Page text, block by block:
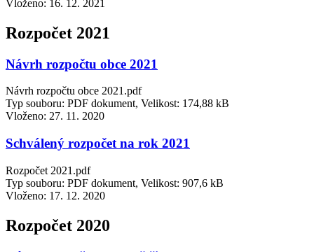
Vloženo: 16. 12. 2021
Rozpočet 2021
Návrh rozpočtu obce 2021
Návrh rozpočtu obce 2021.pdf
Typ souboru: PDF dokument, Velikost: 174,88 kB
Vloženo: 27. 11. 2020
Schválený rozpočet na rok 2021
Rozpočet 2021.pdf
Typ souboru: PDF dokument, Velikost: 907,6 kB
Vloženo: 17. 12. 2020
Rozpočet 2020